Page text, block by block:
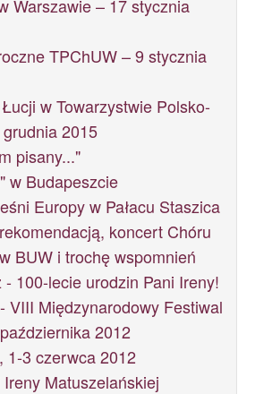
Warszawie – 17 stycznia
TPChUW – 9 stycznia
w Towarzystwie Polsko-
2015
pisany..."
w Budapeszcie
Europy w Pałacu Staszica
koncert Chóru
BUW i trochę wspomnień
100-lecie urodzin Pani Ireny!
VIII Międzynarodowy Festiwal
2012
1-3 czerwca 2012
Matuszelańskiej